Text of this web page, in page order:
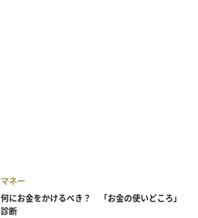
マネー
何にお金をかけるべき？ 「お金の使いどころ」
診断